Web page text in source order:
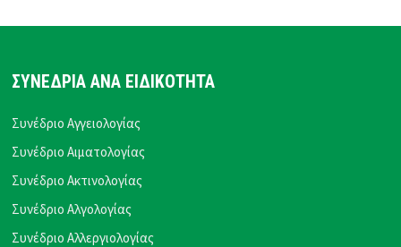
ΣΥΝΕΔΡΙΑ ΑΝΑ ΕΙΔΙΚΟΤΗΤΑ
Συνέδριο Αγγειολογίας
Συνέδριο Αιματολογίας
Συνέδριο Ακτινολογίας
Συνέδριο Αλγολογίας
Συνέδριο Αλλεργιολογίας